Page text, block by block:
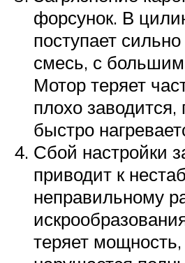
форсунок. В
поступает
смесь, с
Мотор теряет
плохо заводится,
быстро
Сбой настройки
приводит к
неправильному
теряет мощность,